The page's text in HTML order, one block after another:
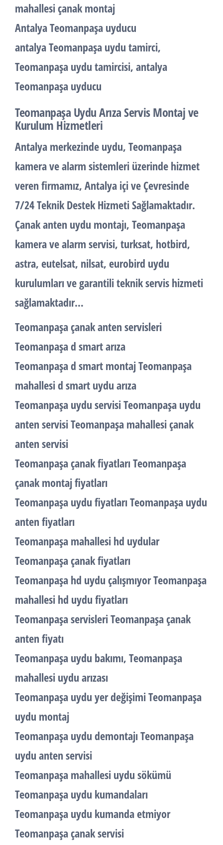
mahallesi çanak montaj
Antalya Teomanpaşa uyducu
antalya Teomanpaşa uydu tamirci,
Teomanpaşa uydu tamircisi, antalya
Teomanpaşa uyducu
Teomanpaşa Uydu Arıza Servis Montaj ve
Kurulum Hizmetleri
Antalya merkezinde uydu, Teomanpaşa
kamera ve alarm sistemleri üzerinde hizmet
veren firmamız, Antalya içi ve Çevresinde
7/24 Teknik Destek Hizmeti Sağlamaktadır.
Çanak anten uydu montajı, Teomanpaşa
kamera ve alarm servisi, turksat, hotbird,
astra, eutelsat, nilsat, eurobird uydu
kurulumları ve garantili teknik servis hizmeti
sağlamaktadır…
Teomanpaşa çanak anten servisleri
Teomanpaşa d smart arıza
Teomanpaşa d smart montaj Teomanpaşa
mahallesi d smart uydu arıza
Teomanpaşa uydu servisi Teomanpaşa uydu
anten servisi Teomanpaşa mahallesi çanak
anten servisi
Teomanpaşa çanak fiyatları Teomanpaşa
çanak montaj fiyatları
Teomanpaşa uydu fiyatları Teomanpaşa uydu
anten fiyatları
Teomanpaşa mahallesi hd uydular
Teomanpaşa çanak fiyatları
Teomanpaşa hd uydu çalışmıyor Teomanpaşa
mahallesi hd uydu fiyatları
Teomanpaşa servisleri Teomanpaşa çanak
anten fiyatı
Teomanpaşa uydu bakımı, Teomanpaşa
mahallesi uydu arızası
Teomanpaşa uydu yer değişimi Teomanpaşa
uydu montaj
Teomanpaşa uydu demontajı Teomanpaşa
uydu anten servisi
Teomanpaşa mahallesi uydu sökümü
Teomanpaşa uydu kumandaları
Teomanpaşa uydu kumanda etmiyor
Teomanpaşa çanak servisi